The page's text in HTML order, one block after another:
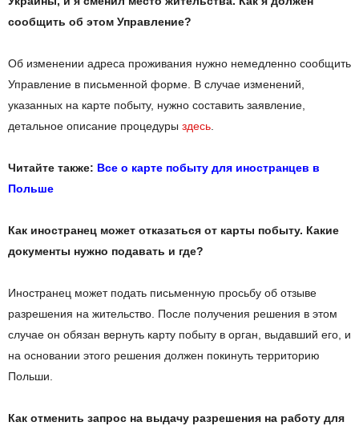
сообщить об этом Управление?
Об изменении адреса проживания нужно немедленно сообщить
Управление в письменной форме. В случае изменений,
указанных на карте побыту, нужно составить заявление,
детальное описание процедуры здесь
Читайте также: Все о карте побыту для иностранцев в
Польше
Как иностранец может отказаться от карты побыту. Какие
документы нужно подавать и где?
Иностранец может подать письменную просьбу об отзыве
разрешения на жительство. После получения решения в этом
случае он обязан вернуть карту побыту в орган, выдавший его, и
на основании этого решения должен покинуть территорию
Польши.
Как отменить запрос на выдачу разрешения на работу для